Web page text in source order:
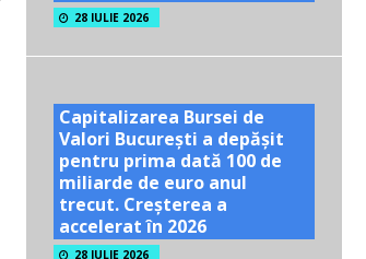
28 IULIE 2026
Capitalizarea Bursei de
Valori București a depășit
pentru prima dată 100 de
miliarde de euro anul
trecut. Creșterea a
accelerat în 2026
28 IULIE 2026